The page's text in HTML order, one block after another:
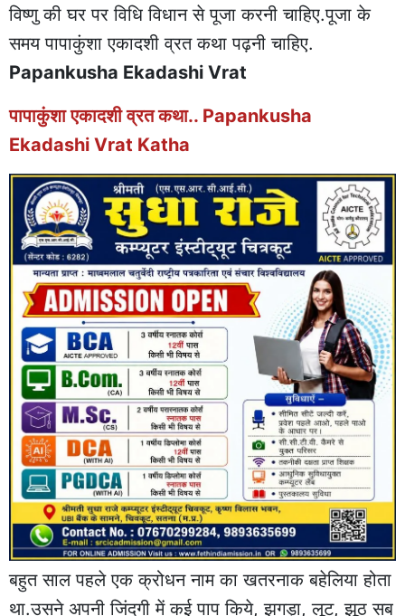
विष्णु की घर पर विधि विधान से पूजा करनी चाहिए.पूजा के
समय पापाकुंशा एकादशी व्रत कथा पढ़नी चाहिए.
Papankusha Ekadashi Vrat
पापाकुंशा एकादशी व्रत कथा.. Papankusha
Ekadashi Vrat Katha
बहुत साल पहले एक क्रोधन नाम का खतरनाक बहेलिया होता
था.उसने अपनी जिंदगी में कई पाप किये, झगड़ा, लूट, झूठ सब